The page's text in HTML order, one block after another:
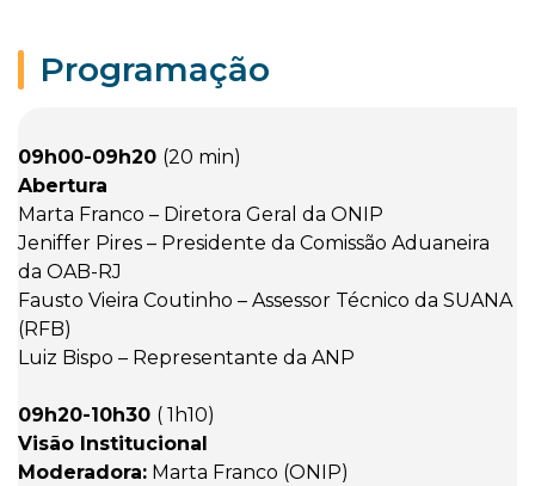
Programação
09h00-09h20 (20 min)
Abertura
Marta Franco – Diretora Geral da ONIP
Jeniffer Pires – Presidente da Comissão Aduaneira
da OAB-RJ
Fausto Vieira Coutinho – Assessor Técnico da SUANA
(RFB)
Luiz Bispo – Representante da ANP
09h20-10h30 ( 1h10)
Visão Institucional
Moderadora: Marta Franco (ONIP)